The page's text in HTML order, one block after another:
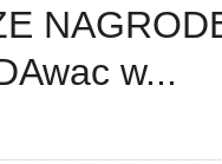
w...